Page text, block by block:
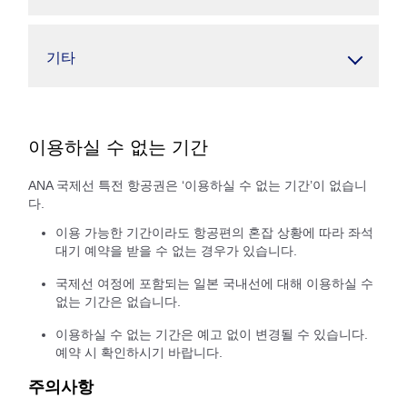
기타
이용하실 수 없는 기간
ANA 국제선 특전 항공권은 ‘이용하실 수 없는 기간’이 없습니
다.
이용 가능한 기간이라도 항공편의 혼잡 상황에 따라 좌석
대기 예약을 받을 수 없는 경우가 있습니다.
국제선 여정에 포함되는 일본 국내선에 대해 이용하실 수
없는 기간은 없습니다.
이용하실 수 없는 기간은 예고 없이 변경될 수 있습니다.
예약 시 확인하시기 바랍니다.
주의사항